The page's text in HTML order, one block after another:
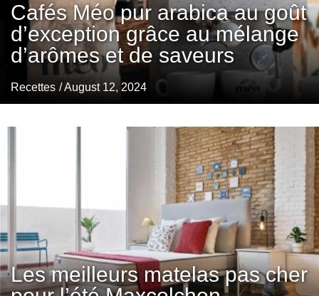
Cafés Méo pur arabica au goût
d’exception grâce au mélange
d’arômes et de saveurs
Recettes / August 12, 2024
Les meilleurs matelas pas cher